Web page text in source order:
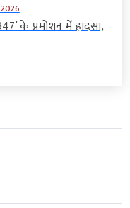
के प्रमोशन में हादसा,